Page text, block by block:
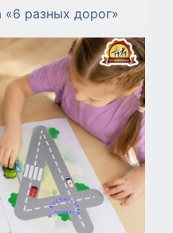
«6 разных дорог»